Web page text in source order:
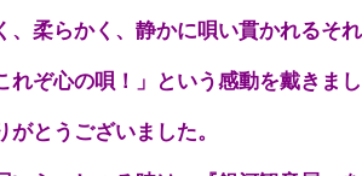
、柔らかく、静かに唄い貫かれるそ
れぞ心の唄！」という感動を戴きま
がとうございました。